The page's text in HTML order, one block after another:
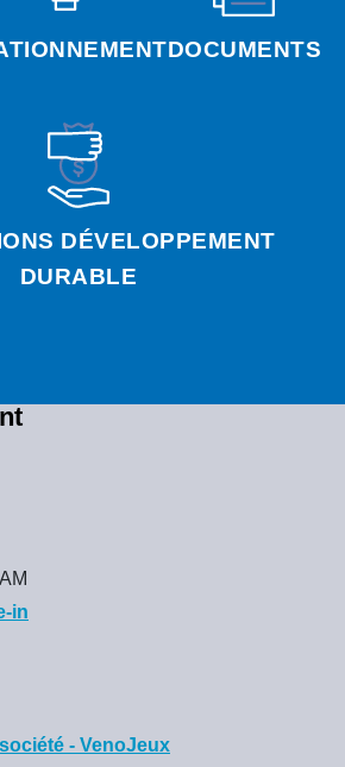
DOCUMENTS
DÉVELOPPEMENT
DURABLE
in
- VenoJeux